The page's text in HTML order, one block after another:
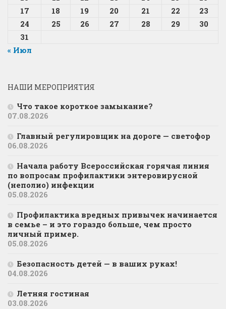
17
18 19 20 21 22
23
24
25 26 27 28 29
30
31
« Июл
НАШИ МЕРОПРИЯТИЯ
Что такое короткое замыкание?
07.08.2026
Главный регулировщик на дороге — светофор
06.08.2026
Начала работу Всероссийская горячая линия
по вопросам профилактики энтеровирусной
(неполио) инфекции
05.08.2026
Профилактика вредных привычек начинается
в семье – и это гораздо больше, чем просто
личный пример.
05.08.2026
Безопасность детей — в ваших руках!
04.08.2026
Летняя гостиная
03.08.2026